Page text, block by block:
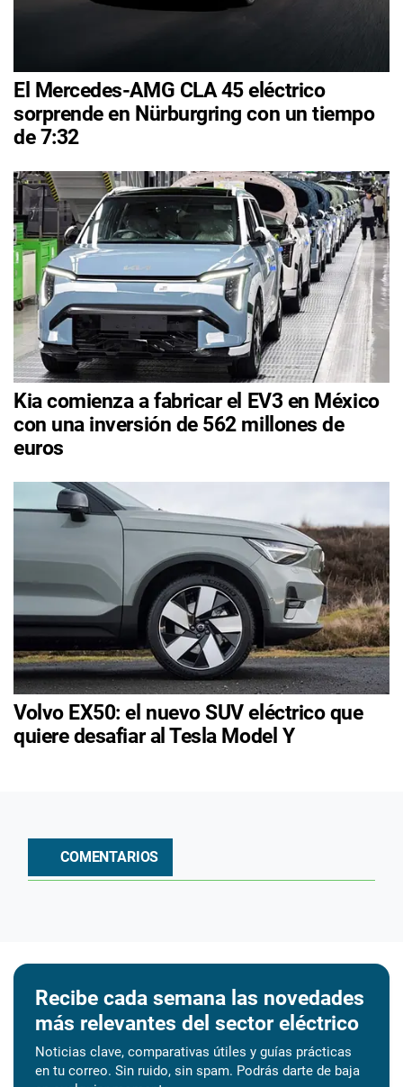
El Mercedes-AMG CLA 45 eléctrico
sorprende en Nürburgring con un tiempo
de 7:32
Kia comienza a fabricar el EV3 en México
con una inversión de 562 millones de
euros
Volvo EX50: el nuevo SUV eléctrico que
quiere desafiar al Tesla Model Y
COMENTARIOS
Recibe cada semana las novedades
más relevantes del sector eléctrico
Noticias clave, comparativas útiles y guías prácticas
en tu correo. Sin ruido, sin spam. Podrás darte de baja